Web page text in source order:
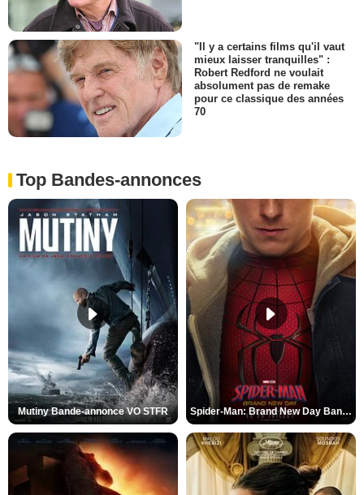
"Il y a certains films qu'il vaut
mieux laisser tranquilles" :
Robert Redford ne voulait
absolument pas de remake
pour ce classique des années
70
Top Bandes-annonces
Mutiny Bande-annonce VO STFR Spider-Man: Brand New Day Bande-annonce VO STFR